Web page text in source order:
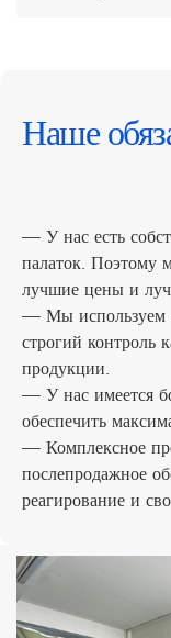
Наше
— У нас есть
палаток.
лучшие цены и
— Мы используем
строгий контроль
продукции.
— У нас имеется
обеспечить
— Комплексное
послепродажное
реагирование и